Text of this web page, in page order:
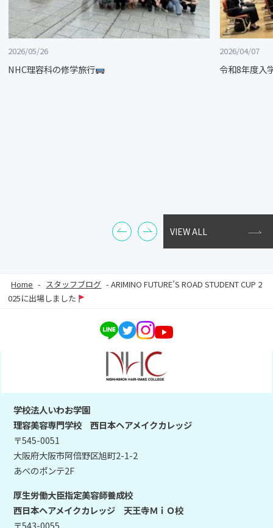
2026/05/26
NHC理容科の修学旅行
2026/04/07
令和8年度入
VIEW ALL
Home - スタッフブログ -ARIMINO FUTURE’S ROAD STUDENT CUP 2
025に出場しました
学校法人いわお学園
理容美容専門学校 西日本ヘアメイクカレッジ
〒545-0051
大阪府大阪市阿倍野区旭町2-1-2
あべのポンテ2F
厚生労働大臣指定美容師養成校
西日本ヘアメイクカレッジ 天王寺ＭｉＯ校
〒543-0055